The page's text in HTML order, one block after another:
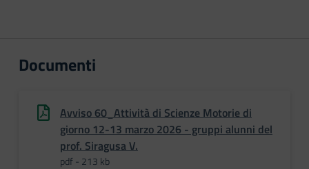
Documenti
Avviso 60_Attività di Scienze Motorie di
giorno 12-13 marzo 2026 - gruppi alunni del
prof. Siragusa V.
pdf - 213 kb